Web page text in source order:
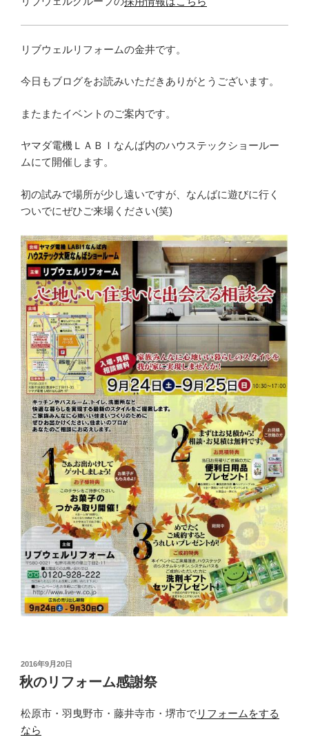
リブウェルリフォームの金井です。
今日もブログをお読みいただきありがとうございます。
またまたイベントのご案内です。
ヤマダ電機ＬＡＢＩなんば内のハウステックショールー
ムにて開催します。
初の試みで場所が少し遠いですが、なんばに遊びに行く
ついでにぜひご来場ください(笑)
投
稿
日:
2016年9月20日
秋のリフォーム感謝祭
松原市・羽曳野市・藤井寺市・堺市でリフォームをする
なら